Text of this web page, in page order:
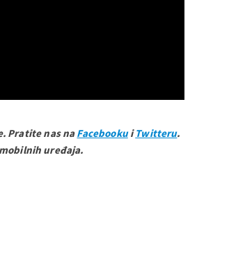
Pratite nas naFacebookuiTwitteru.
uređaja.